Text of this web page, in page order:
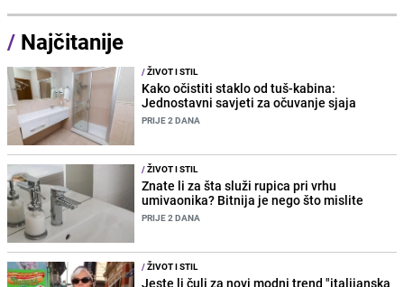
/ Najčitanije
/ŽIVOT I STIL
Kako očistiti staklo od tuš-kabina:
Jednostavni savjeti za očuvanje sjaja
PRIJE 2 DANA
/ŽIVOT I STIL
Znate li za šta služi rupica pri vrhu
umivaonika? Bitnija je nego što mislite
PRIJE 2 DANA
/ŽIVOT I STIL
Jeste li čuli za novi modni trend "italijanska